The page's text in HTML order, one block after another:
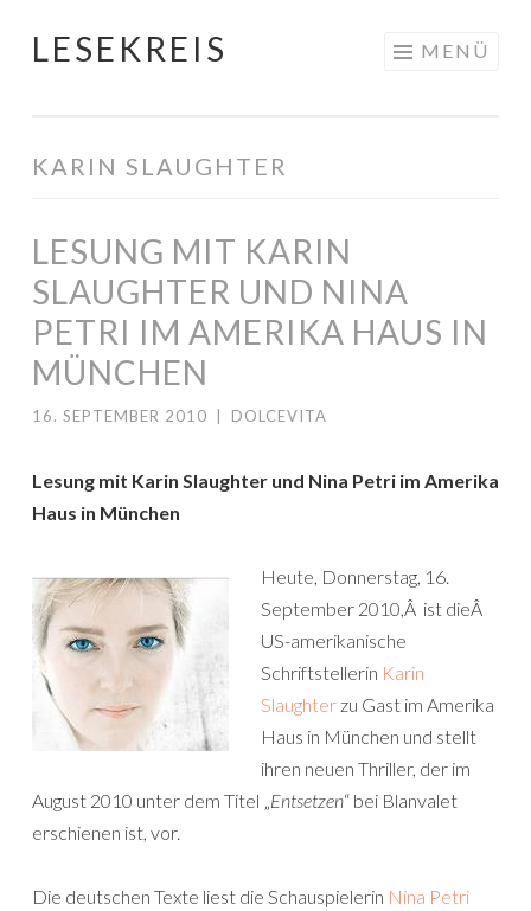
Springe
LESEKREIS MENÜ
KARIN SLAUGHTER
LESUNG MIT KARIN
SLAUGHTER UND NINA
PETRI IM AMERIKA HAUS IN
MÜNCHEN
16. SEPTEMBER 2010 DOLCEVITA
Lesung mit Karin Slaughter und Nina Petri im Amerika
Haus in München
Heute, Donnerstag, 16.
September 2010,Â ist dieÂ
US-amerikanische
Schriftstellerin Karin
Slaughter zu Gast im Amerika
Haus in München und stellt
ihren neuen Thriller, der im
August 2010 unter dem Titel „Entsetzen“ bei Blanvalet
erschienen ist, vor.
Die deutschen Texte liest die Schauspielerin Nina Petri